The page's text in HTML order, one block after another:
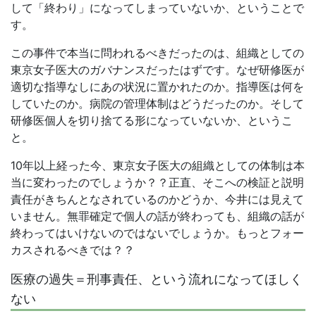
して「終わり」になってしまっていないか、ということで
す。
この事件で本当に問われるべきだったのは、組織としての
東京女子医大のガバナンスだったはずです。なぜ研修医が
適切な指導なしにあの状況に置かれたのか。指導医は何を
していたのか。病院の管理体制はどうだったのか。そして
研修医個人を切り捨てる形になっていないか、というこ
と。
10年以上経った今、東京女子医大の組織としての体制は本
当に変わったのでしょうか？？正直、そこへの検証と説明
責任がきちんとなされているのかどうか、今井には見えて
いません。無罪確定で個人の話が終わっても、組織の話が
終わってはいけないのではないでしょうか。もっとフォー
カスされるべきでは？？
医療の過失＝刑事責任、という流れになってほしく
ない